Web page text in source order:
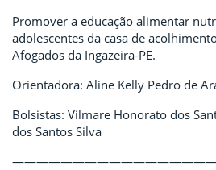
Promover a educação alimentar
adolescentes da casa de
Afogados da Ingazeira-PE.
Orientadora: Aline Kelly Pedro de
Bolsistas: Vilmare Honorato dos
dos Santos Silva